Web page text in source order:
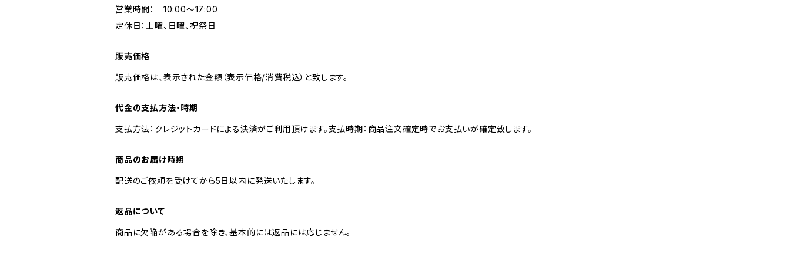
営業時間： 10:00～17:00
定休日：土曜、日曜、祝祭日
販売価格
販売価格は、表示された金額（表示価格/消費税込）と致します。
代金の支払方法・時期
支払方法：クレジットカードによる決済がご利用頂けます。支払時期：商品注文確定時でお支払いが確定致します。
商品のお届け時期
配送のご依頼を受けてから5日以内に発送いたします。
返品について
商品に欠陥がある場合を除き、基本的には返品には応じません。